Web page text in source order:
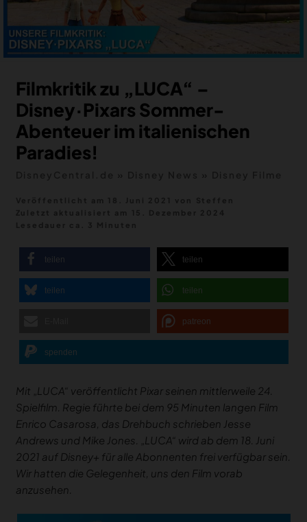
DEALS
MEIN HQ
50
Filmkritik zu „LUCA“ –
Disney·Pixars Sommer-
Abenteuer im italienischen
Paradies!
teilen teilen
teilen teilen
patreon
spenden
Mit „LUCA“ veröffentlicht Pixar seinen mittlerweile 24.
Spielfilm. Regie führte bei dem 95 Minuten langen Film
Enrico Casarosa, das Drehbuch schrieben Jesse
Andrews und Mike Jones. „LUCA“ wird ab dem 18. Juni
2021 auf Disney+ für alle Abonnenten frei verfügbar sein.
Wir hatten die Gelegenheit, uns den Film vorab
anzusehen.